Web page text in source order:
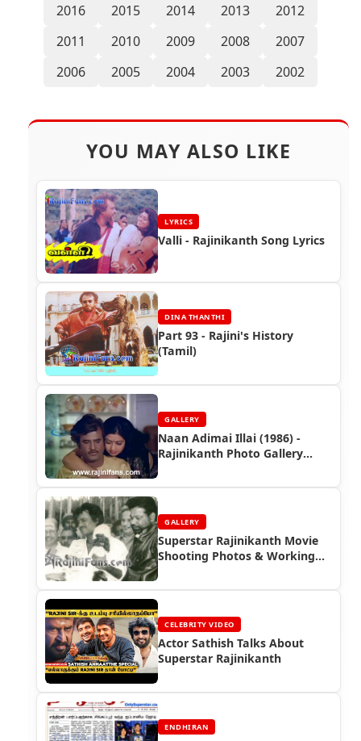
2016
2015 2014 2013
2012
2011
2010 2009 2008
2007
2006
2005 2004 2003 2002
YOU MAY ALSO LIKE
LYRICS
Valli - Rajinikanth Song Lyrics
DINA THANTHI
Part 93 - Rajini's History
(Tamil)
GALLERY
Naan Adimai Illai (1986) -
Rajinikanth Photo Gallery
GALLERY
Superstar Rajinikanth Movie
Shooting Photos & Working
CELEBRITY VIDEO
Actor Sathish Talks About
Superstar Rajinikanth
ENDHIRAN